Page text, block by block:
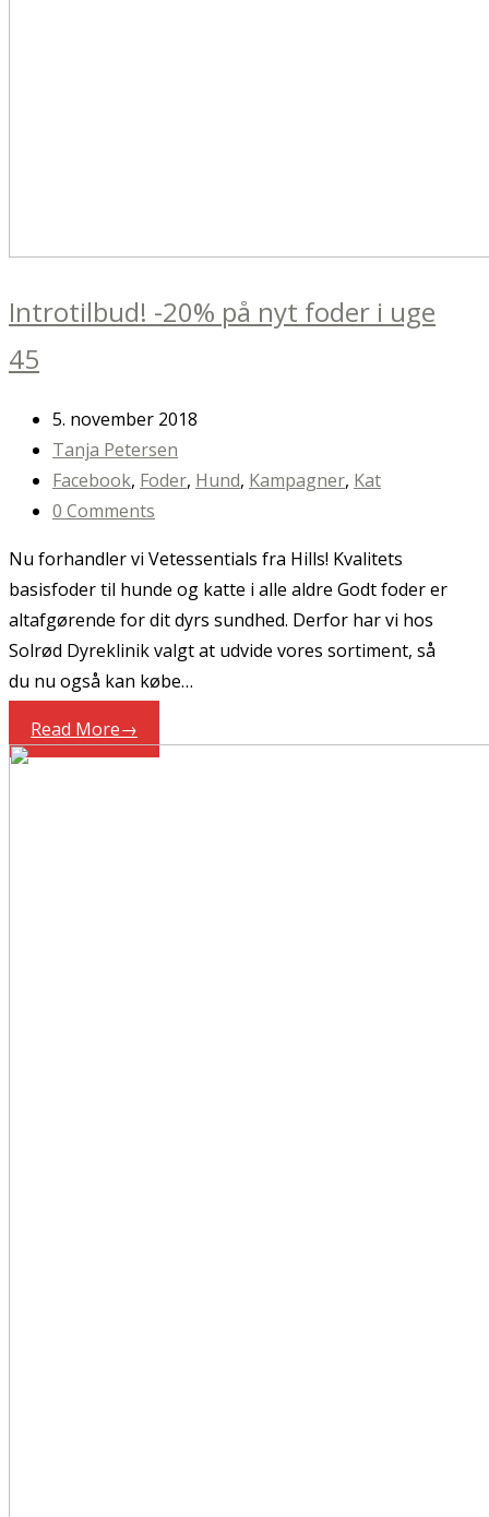
Introtilbud! -20% på nyt foder i uge
45
5. november 2018
Tanja Petersen
Facebook, Foder, Hund, Kampagner, Kat
0 Comments
Nu forhandler vi Vetessentials fra Hills! Kvalitets
basisfoder til hunde og katte i alle aldre Godt foder er
altafgørende for dit dyrs sundhed. Derfor har vi hos
Solrød Dyreklinik valgt at udvide vores sortiment, så
du nu også kan købe…
Read More→